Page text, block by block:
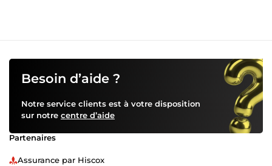
Besoin d’aide ?
Notre service clients est à votre disposition
sur notre centre d’aide
Partenaires
Assurance par Hiscox